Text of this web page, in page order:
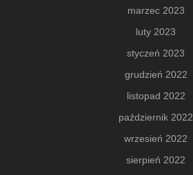
marzec 2023
luty 2023
styczeń 2023
grudzień 2022
listopad 2022
październik 2022
wrzesień 2022
sierpień 2022